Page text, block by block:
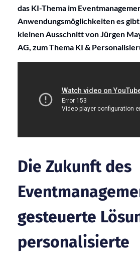
das KI-Thema im
Anwendungsmöglichkeiten es
kleinen Ausschnitt von Jürgen
AG, zum Thema KI &
Die Zukunft des
gesteuerte
personalisierte